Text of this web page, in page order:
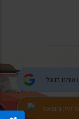
אותנו בגוגל
זמין בווצאפ